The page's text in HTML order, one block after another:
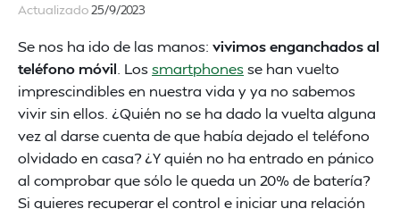
Actualizado25/9/2023
Se nos ha ido de las manos: vivimos enganchados al
teléfono móvil . Lossmartphonesse han vuelto
imprescindibles en nuestra vida y ya no sabemos
vivir sin ellos. ¿Quién no se ha dado la vuelta alguna
vez al darse cuenta de que había dejado el teléfono
olvidado en casa? ¿Y quién no ha entrado en pánico
al comprobar que sólo le queda un 20% de batería?
Si quieres recuperar el control e iniciar una relación